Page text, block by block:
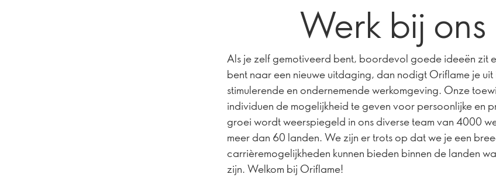
Werk bij ons
Als je zelf gemotiveerd bent, boordevol goede ideeën zit
bent naar een nieuwe uitdaging, dan nodigt Oriflame je uit
stimulerende en ondernemende werkomgeving. Onze
individuen de mogelijkheid te geven voor persoonlijke en
groei wordt weerspiegeld in ons diverse team van 4000
meer dan 60 landen. We zijn er trots op dat we je een
carrièremogelijkheden kunnen bieden binnen de landen
zijn. Welkom bij Oriflame!